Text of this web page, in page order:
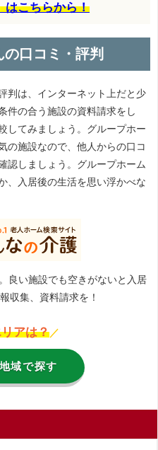
はこちらから！
口コミ・評判
判は、インターネット上だと少
件の合う施設の資料請求をし
してみましょう。グループホー
の施設なので、他人からの口コ
認しましょう。グループホーム
、入居後の生活を思い浮かべな
良い施設でも空きがないと入居
収集、資料請求を！
アは？ ／
域で探す